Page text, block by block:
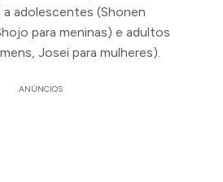
adolescentes (Shonen
para meninas) e adultos
Josei para mulheres).
ANÚNCIOS